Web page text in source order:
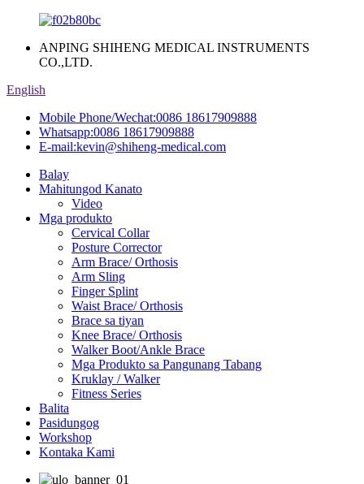
ANPING SHIHENG MEDICAL INSTRUMENTS
CO.,LTD.
English
Mobile Phone/Wechat:0086 18617909888
Whatsapp:0086 18617909888
E-mail:kevin@shiheng-medical.com
Balay
Mahitungod Kanato
Video
Mga produkto
Cervical Collar
Posture Corrector
Arm Brace/ Orthosis
Arm Sling
Finger Splint
Waist Brace/ Orthosis
Brace sa tiyan
Knee Brace/ Orthosis
Walker Boot/Ankle Brace
Mga Produkto sa Pangunang Tabang
Kruklay / Walker
Fitness Series
Balita
Pasidungog
Workshop
Kontaka Kami